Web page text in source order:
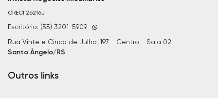
CRECI 26216J
Escritório: (55) 3201-5909
Rua Vinte e Cinco de Julho, 197 - Centro - Sala 02
Santo Ângelo/RS
Outros links